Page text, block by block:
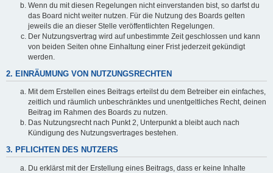
Wenn du mit diesen Regelungen nicht einverstanden bist, so darfst du
das Board nicht weiter nutzen. Für die Nutzung des Boards gelten
jeweils die an dieser Stelle veröffentlichten Regelungen.
Der Nutzungsvertrag wird auf unbestimmte Zeit geschlossen und kann
von beiden Seiten ohne Einhaltung einer Frist jederzeit gekündigt
werden.
2. EINRÄUMUNG VON NUTZUNGSRECHTEN
Mit dem Erstellen eines Beitrags erteilst du dem Betreiber ein einfaches,
zeitlich und räumlich unbeschränktes und unentgeltliches Recht, deinen
Beitrag im Rahmen des Boards zu nutzen.
Das Nutzungsrecht nach Punkt 2, Unterpunkt a bleibt auch nach
Kündigung des Nutzungsvertrages bestehen.
3. PFLICHTEN DES NUTZERS
Du erklärst mit der Erstellung eines Beitrags, dass er keine Inhalte